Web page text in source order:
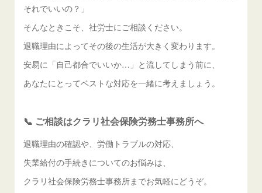
それでいいの？」
そんなときこそ、社労士にご相談ください。
退職理由によってその後の生活が大きく変わります。
安易に「自己都合でいいか…」と流してしまう前に、
あなたにとってベストな対応を一緒に考えましょう。
📞 ご相談はクラリ社会保険労務士事務所へ
退職理由の確認や、労働トラブルの対応、
失業給付の手続きについてのお悩みは、
クラリ社会保険労務士事務所までお気軽にどうぞ。